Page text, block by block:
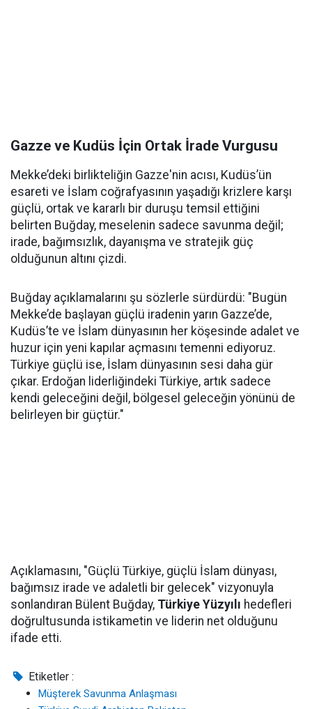
Gazze ve Kudüs İçin Ortak İrade Vurgusu
Mekke’deki birlikteliğin Gazze'nin acısı, Kudüs’ün
esareti ve İslam coğrafyasının yaşadığı krizlere karşı
güçlü, ortak ve kararlı bir duruşu temsil ettiğini
belirten Buğday, meselenin sadece savunma değil;
irade, bağımsızlık, dayanışma ve stratejik güç
olduğunun altını çizdi.
Buğday açıklamalarını şu sözlerle sürdürdü: "Bugün
Mekke’de başlayan güçlü iradenin yarın Gazze’de,
Kudüs’te ve İslam dünyasının her köşesinde adalet ve
huzur için yeni kapılar açmasını temenni ediyoruz.
Türkiye güçlü ise, İslam dünyasının sesi daha gür
çıkar. Erdoğan liderliğindeki Türkiye, artık sadece
kendi geleceğini değil, bölgesel geleceğin yönünü de
belirleyen bir güçtür."
Açıklamasını, "Güçlü Türkiye, güçlü İslam dünyası,
bağımsız irade ve adaletli bir gelecek" vizyonuyla
sonlandıran Bülent Buğday, Türkiye Yüzyılı hedefleri
doğrultusunda istikametin ve liderin net olduğunu
ifade etti.
Etiketler :
Müşterek Savunma Anlaşması